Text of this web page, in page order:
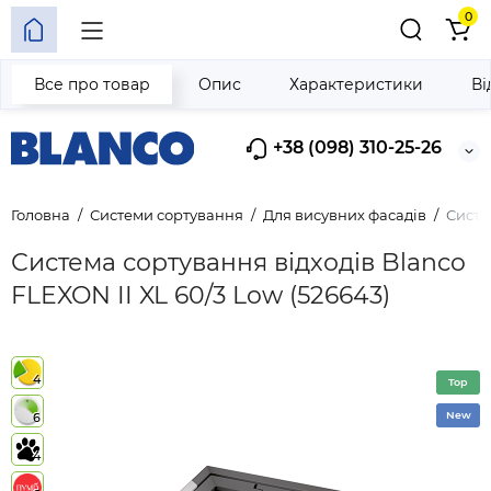
+38 (098) 310-25-26
0
Головна Системи сортування Для висувних фасадів
Система сортування відходів Blanco
FLEXON II XL 60/3 Low (526643)
Все про товар Опис Характеристики
4
6
4
Top
New